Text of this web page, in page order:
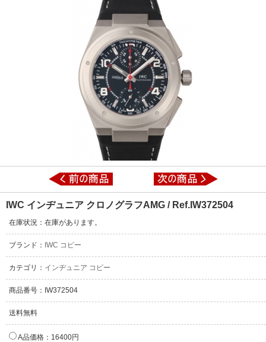
IWC インヂュニア クロノグラフAMG / Ref.IW372504
在庫状況：在庫があります。
ブランド： IWC コピー
カテゴリ： インヂュニア コピー
商品番号：IW372504
送料無料
A品価格：16400円